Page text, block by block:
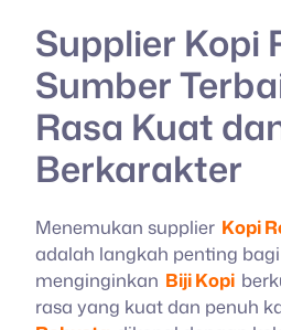
Supplier Kopi
Sumber
Rasa Kuat
Berkarakter
Menemukan supplier Kopi
adalah langkah penting
menginginkan Biji Kopi
rasa yang kuat dan penuh